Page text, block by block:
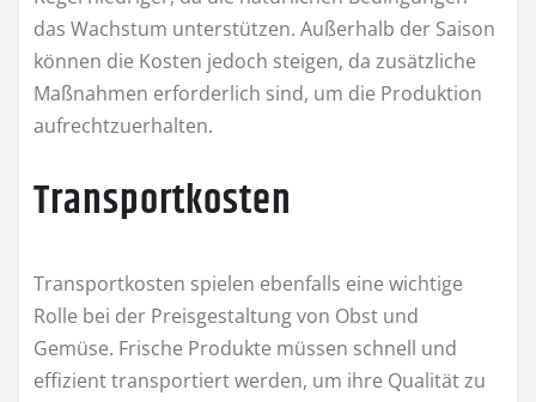
das Wachstum unterstützen. Außerhalb der Saison
können die Kosten jedoch steigen, da zusätzliche
Maßnahmen erforderlich sind, um die Produktion
aufrechtzuerhalten.
Transportkosten
Transportkosten spielen ebenfalls eine wichtige
Rolle bei der Preisgestaltung von Obst und
Gemüse. Frische Produkte müssen schnell und
effizient transportiert werden, um ihre Qualität zu